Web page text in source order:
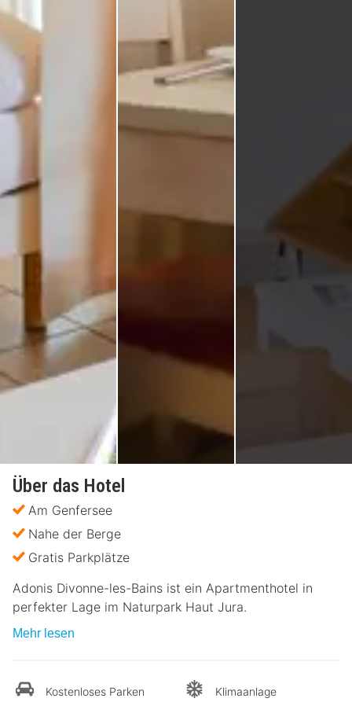
Über das Hotel
Am Genfersee
Nahe der Berge
Gratis Parkplätze
Adonis Divonne-les-Bains ist ein Apartmenthotel in
perfekter Lage im Naturpark Haut Jura.
Mehr lesen
Kostenloses Parken
Klimaanlage